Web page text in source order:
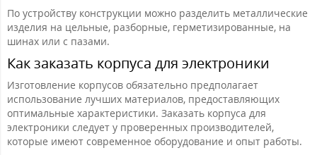
По устройству конструкции можно разделить металлические
изделия на цельные, разборные, герметизированные, на
шинах или с пазами.
Как заказать корпуса для электроники
Изготовление корпусов обязательно предполагает
использование лучших материалов, предоставляющих
оптимальные характеристики. Заказать корпуса для
электроники следует у проверенных производителей,
которые имеют современное оборудование и опыт работы.